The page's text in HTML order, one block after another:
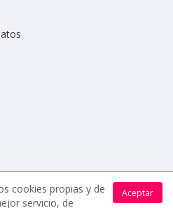
Aceptar
cookies propias y de
servicio, de